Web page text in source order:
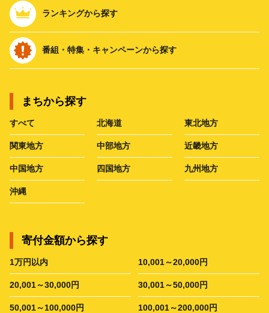
ランキングから探す
番組・特集・キャンペーンから探す
まちから探す
すべて 北海道 東北地方
関東地方 中部地方 近畿地方
中国地方 四国地方 九州地方
沖縄
寄付金額から探す
1万円以内 10,001～20,000円
20,001～30,000円 30,001～50,000円
50,001～100,000円 100,001～200,000円